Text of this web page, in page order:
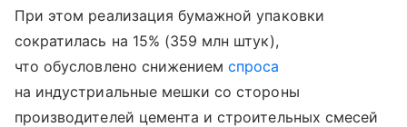
При этом реализация бумажной упаковки
сократилась на 15% (359 млн штук),
что обусловлено снижениемспроса
на индустриальные мешки со стороны
производителей цемента и строительных смесей